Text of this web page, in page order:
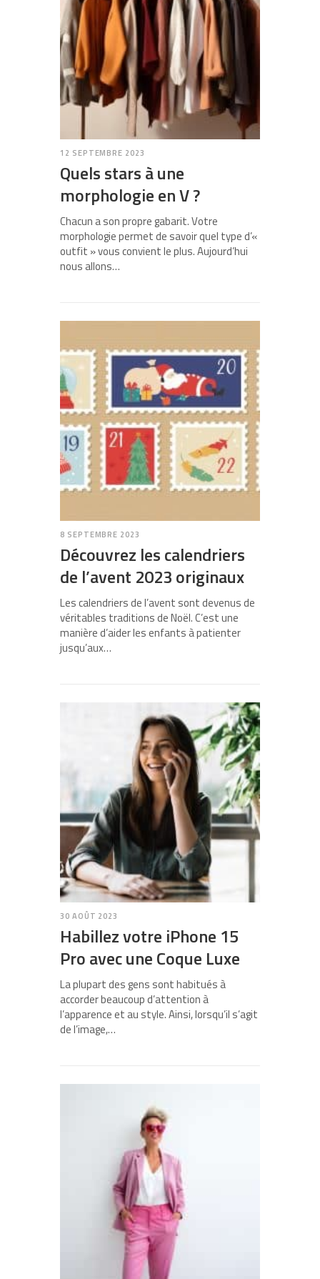
12 SEPTEMBRE 2023
Quels stars à une
morphologie en V ?
Chacun a son propre gabarit. Votre
morphologie permet de savoir quel type d’«
outfit » vous convient le plus. Aujourd’hui
nous allons…
8 SEPTEMBRE 2023
Découvrez les calendriers
de l’avent 2023 originaux
Les calendriers de l’avent sont devenus de
véritables traditions de Noël. C’est une
manière d’aider les enfants à patienter
jusqu’aux…
30 AOÛT 2023
Habillez votre iPhone 15
Pro avec une Coque Luxe
La plupart des gens sont habitués à
accorder beaucoup d’attention à
l’apparence et au style. Ainsi, lorsqu’il s’agit
de l’image,…